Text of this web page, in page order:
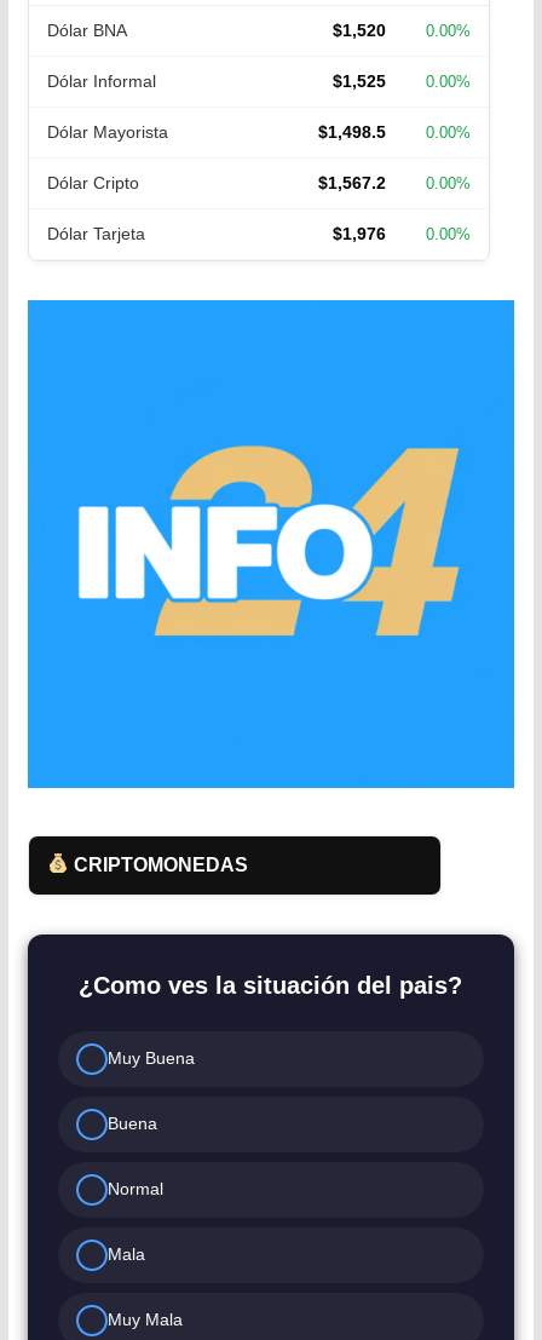
Dólar BNA $1,520 0.00%
Dólar Informal $1,525 0.00%
Dólar Mayorista $1,498.5 0.00%
Dólar Cripto $1,567.2 0.00%
Dólar Tarjeta $1,976 0.00%
CRIPTOMONEDAS
¿Como ves la situación del pais?
Muy Buena
Buena
Normal
Mala
Muy Mala